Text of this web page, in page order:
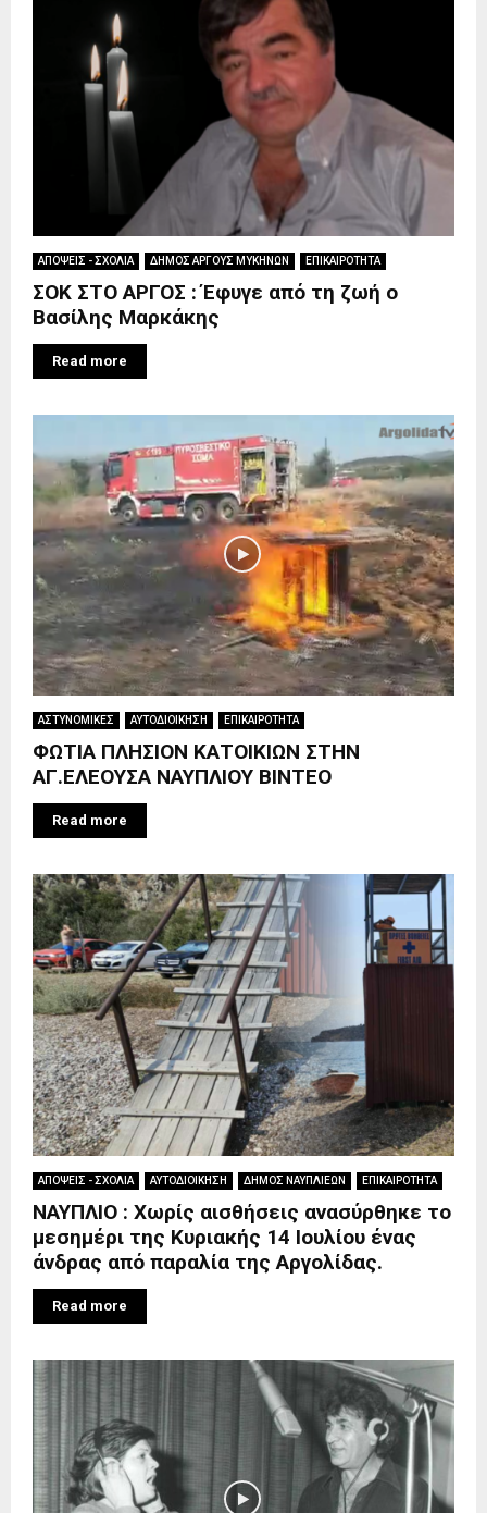
ΑΠΟΨΕΙΣ - ΣΧΟΛΙΑ ΔΗΜΟΣ ΑΡΓΟΥΣ ΜΥΚΗΝΩΝ ΕΠΙΚΑΙΡΟΤΗΤΑ
ΣΟΚ ΣΤΟ ΑΡΓΟΣ : Έφυγε από τη ζωή ο
Βασίλης Μαρκάκης
Read more
ΑΣΤΥΝΟΜΙΚΕΣ ΑΥΤΟΔΙΟΙΚΗΣΗ ΕΠΙΚΑΙΡΟΤΗΤΑ
ΦΩΤΙΑ ΠΛΗΣΙΟΝ ΚΑΤΟΙΚΙΩΝ ΣΤΗΝ
ΑΓ.ΕΛΕΟΥΣΑ ΝΑΥΠΛΙΟΥ ΒΙΝΤΕΟ
Read more
ΑΠΟΨΕΙΣ - ΣΧΟΛΙΑ ΑΥΤΟΔΙΟΙΚΗΣΗ ΔΗΜΟΣ ΝΑΥΠΛΙΕΩΝ ΕΠΙΚΑΙΡΟΤΗΤΑ
ΝΑΥΠΛΙΟ : Χωρίς αισθήσεις ανασύρθηκε το
μεσημέρι της Κυριακής 14 Ιουλίου ένας
άνδρας από παραλία της Αργολίδας.
Read more